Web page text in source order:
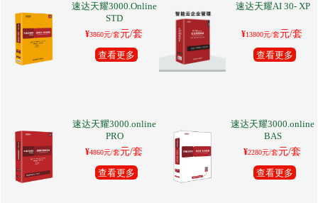
速达天耀3000.Online
STD
¥3860元/套元/套
查看更多
速达天耀AI 30- XP
¥13800元/套元/套
查看更多
速达天耀3000.online
PRO
¥4860元/套元/套
查看更多
速达天耀3000.online
BAS
¥2280元/套元/套
查看更多